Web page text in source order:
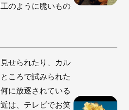
のように脆いもの
せられたり、カル
ころで試みられた
に放逐されている
は、テレビでお笑